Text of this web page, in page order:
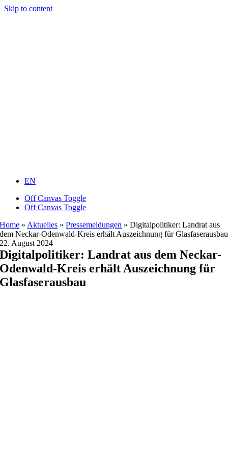
Skip to content
EN
Off Canvas Toggle
Off Canvas Toggle
Home » Aktuelles »Pressemeldungen »Digitalpolitiker: Landrat aus
dem Neckar-Odenwald-Kreis erhält Auszeichnung für Glasfaserausbau
22. August 2024
Digitalpolitiker: Landrat aus dem Neckar-
Odenwald-Kreis erhält Auszeichnung für
Glasfaserausbau